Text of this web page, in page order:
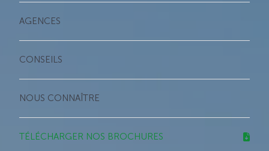
AGENCES
CONSEILS
NOUS CONNAÎTRE
TÉLÉCHARGER NOS BROCHURES